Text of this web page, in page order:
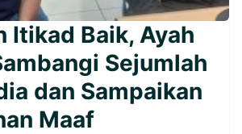
Itikad Baik, Ayah
Sejumlah
dan Sampaikan
Maaf